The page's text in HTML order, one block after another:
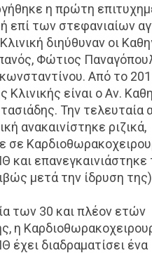
η πρώτη
επί των στεφανιαίων
διηύθυναν οι
Φώτιος
Από το
Κλινικής είναι ο Αν.
Την τελευταία
ανακαινίστηκε ριζικά,
σε
και επανεγκαινιάστηκε
μετά την ίδρυση
των 30 και πλέον ετών
η
έχει διαδραματίσει ένα